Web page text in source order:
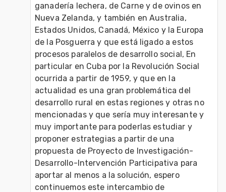
ganadería lechera, de Carne y de ovinos en
Nueva Zelanda, y también en Australia,
Estados Unidos, Canadá, México y la Europa
de la Posguerra y que está ligado a estos
procesos paralelos de desarrollo social, En
particular en Cuba por la Revolución Social
ocurrida a partir de 1959, y que en la
actualidad es una gran problemática del
desarrollo rural en estas regiones y otras no
mencionadas y que sería muy interesante y
muy importante para poderlas estudiar y
proponer estrategias a partir de una
propuesta de Proyecto de Investigación-
Desarrollo-Intervención Participativa para
aportar al menos a la solución, espero
continuemos este intercambio de